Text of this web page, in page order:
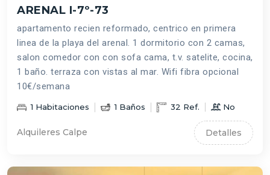
ARENAL I-7º-73
apartamento recien reformado, centrico en primera
linea de la playa del arenal. 1 dormitorio con 2 camas,
salon comedor con con sofa cama, t.v. satelite, cocina,
1 baño. terraza con vistas al mar. Wifi fibra opcional
10€/semana
1 Habitaciones 1 Baños 32 Ref. No
Alquileres Calpe Detalles